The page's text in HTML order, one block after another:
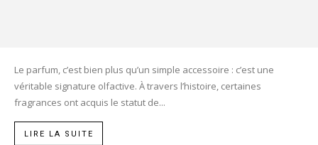
Le parfum, c’est bien plus qu’un simple accessoire : c’est une
véritable signature olfactive. À travers l’histoire, certaines
fragrances ont acquis le statut de...
LIRE LA SUITE